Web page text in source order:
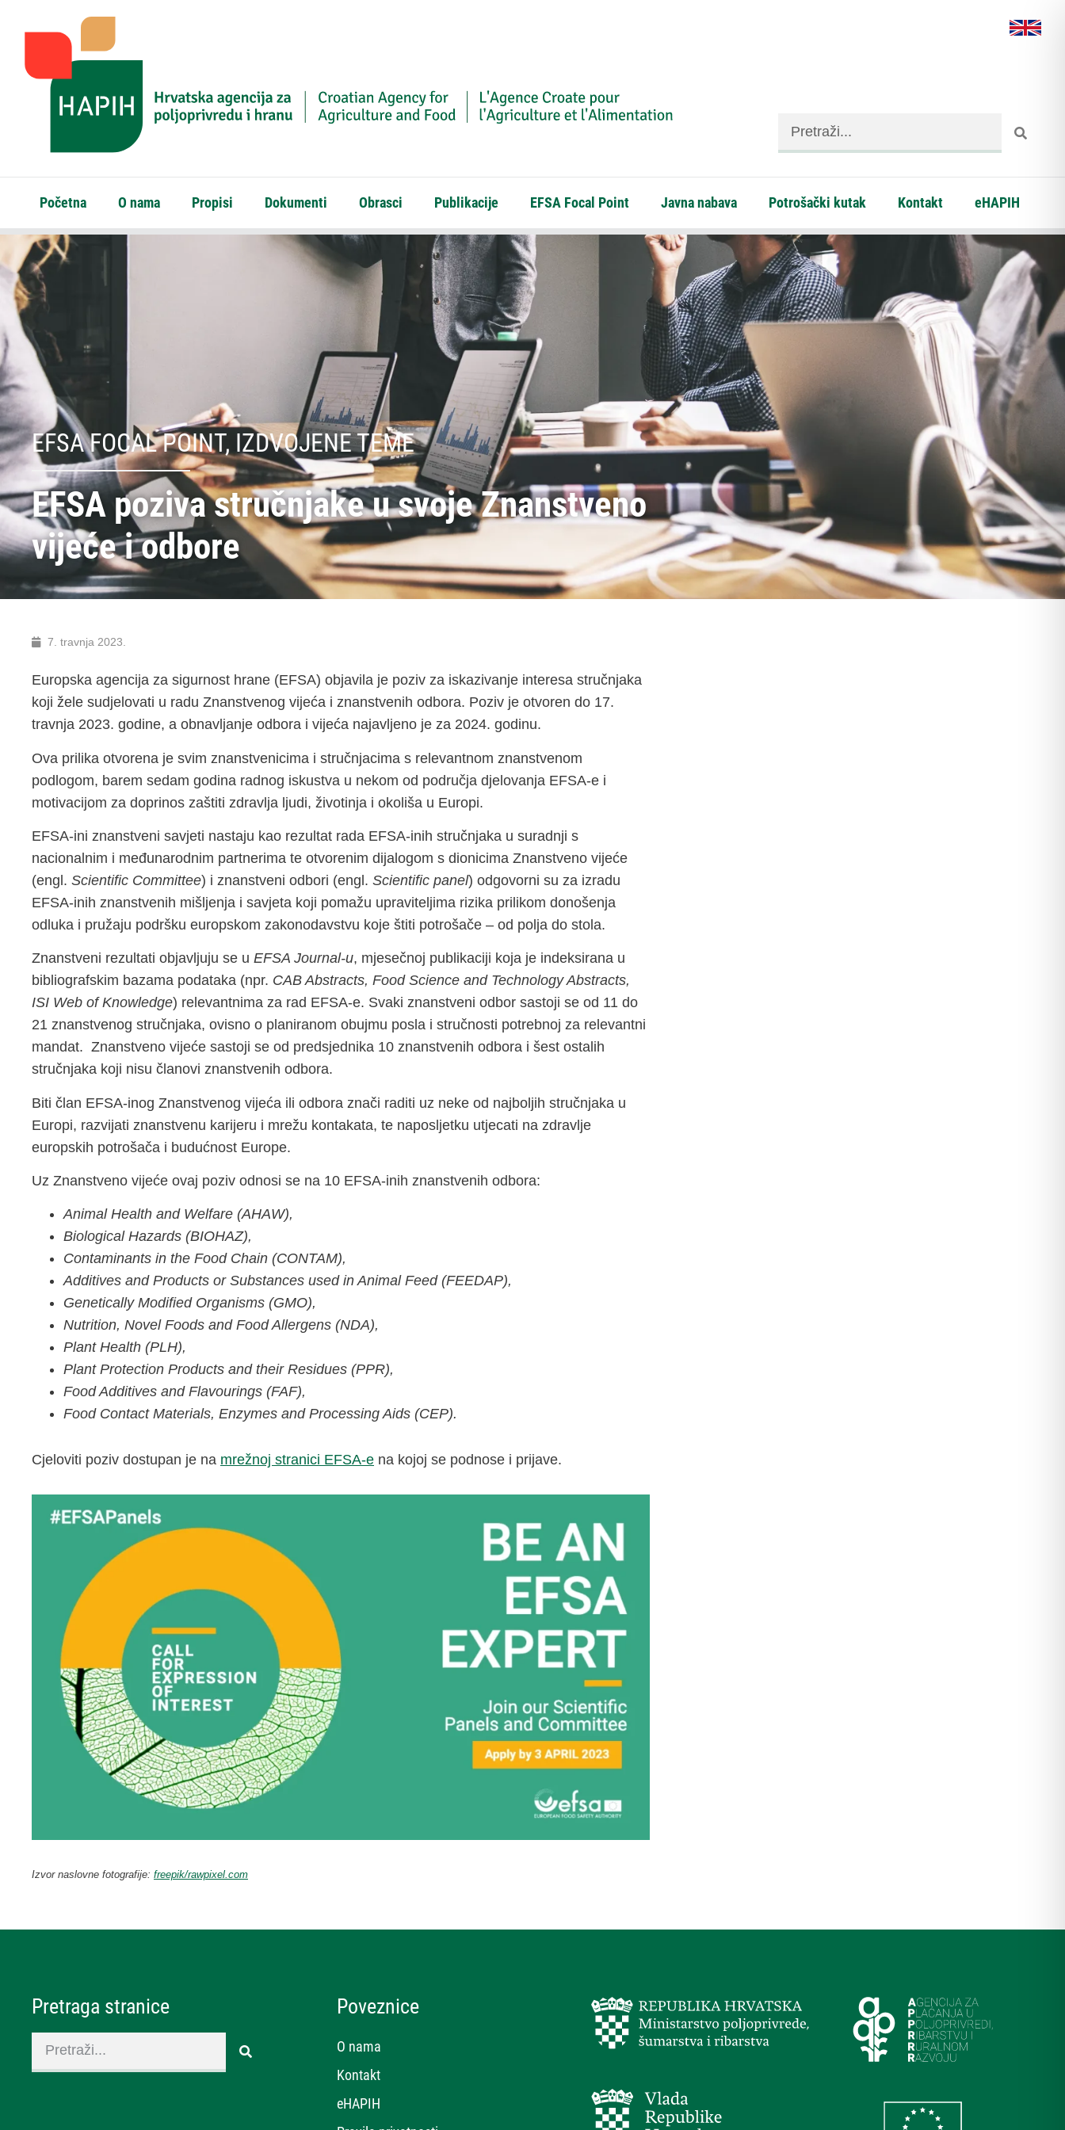
Početna O nama Propisi Dokumenti Obrasci Publikacije EFSA Focal Point Javna nabava Potrošački kutak Kontakt eHAPIH
EFSA FOCAL POINT, IZDVOJENE TEME
EFSA poziva stručnjake u svoje Znanstveno
vijeće i odbore
7. travnja 2023.
Europska agencija za sigurnost hrane (EFSA) objavila je poziv za iskazivanje interesa stručnjaka
koji žele sudjelovati u radu Znanstvenog vijeća i znanstvenih odbora. Poziv je otvoren do 17.
travnja 2023. godine, a obnavljanje odbora i vijeća najavljeno je za 2024. godinu.
Ova prilika otvorena je svim znanstvenicima i stručnjacima s relevantnom znanstvenom
podlogom, barem sedam godina radnog iskustva u nekom od područja djelovanja EFSA-e i
motivacijom za doprinos zaštiti zdravlja ljudi, životinja i okoliša u Europi.
EFSA-ini znanstveni savjeti nastaju kao rezultat rada EFSA-inih stručnjaka u suradnji s
nacionalnim i međunarodnim partnerima te otvorenim dijalogom s dionicima Znanstveno vijeće
(engl. Scientific Committee) i znanstveni odbori (engl. Scientific panel) odgovorni su za izradu
EFSA-inih znanstvenih mišljenja i savjeta koji pomažu upraviteljima rizika prilikom donošenja
odluka i pružaju podršku europskom zakonodavstvu koje štiti potrošače – od polja do stola.
Znanstveni rezultati objavljuju se u EFSA Journal-u, mjesečnoj publikaciji koja je indeksirana u
bibliografskim bazama podataka (npr. CAB Abstracts, Food Science and Technology Abstracts,
ISI Web of Knowledge) relevantnima za rad EFSA-e. Svaki znanstveni odbor sastoji se od 11 do
21 znanstvenog stručnjaka, ovisno o planiranom obujmu posla i stručnosti potrebnoj za relevantni
mandat. Znanstveno vijeće sastoji se od predsjednika 10 znanstvenih odbora i šest ostalih
stručnjaka koji nisu članovi znanstvenih odbora.
Biti član EFSA-inog Znanstvenog vijeća ili odbora znači raditi uz neke od najboljih stručnjaka u
Europi, razvijati znanstvenu karijeru i mrežu kontakata, te naposljetku utjecati na zdravlje
europskih potrošača i budućnost Europe.
Uz Znanstveno vijeće ovaj poziv odnosi se na 10 EFSA-inih znanstvenih odbora:
Animal Health and Welfare (AHAW),
Biological Hazards (BIOHAZ),
Contaminants in the Food Chain (CONTAM),
Additives and Products or Substances used in Animal Feed (FEEDAP),
Genetically Modified Organisms (GMO),
Nutrition, Novel Foods and Food Allergens (NDA),
Plant Health (PLH),
Plant Protection Products and their Residues (PPR),
Food Additives and Flavourings (FAF),
Food Contact Materials, Enzymes and Processing Aids (CEP).
Cjeloviti poziv dostupan je na mrežnoj stranici EFSA-e na kojoj se podnose i prijave.
Izvor naslovne fotografije: freepik/rawpixel.com
Pretraga stranice Poveznice
O nama
Kontakt
eHAPIH